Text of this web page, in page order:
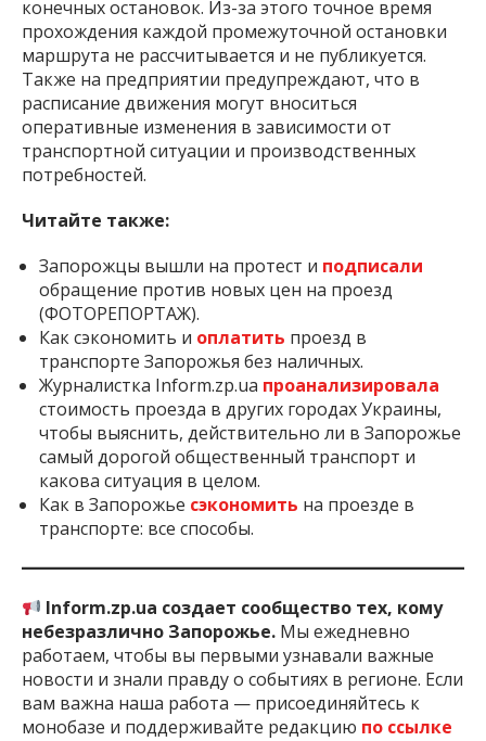
конечных остановок. Из-за этого точное время
прохождения каждой промежуточной остановки
маршрута не рассчитывается и не публикуется.
Также на предприятии предупреждают, что в
расписание движения могут вноситься
оперативные изменения в зависимости от
транспортной ситуации и производственных
потребностей.
Читайте также:
Запорожцы вышли на протест и подписали
обращение против новых цен на проезд
(ФОТОРЕПОРТАЖ).
Как сэкономить и оплатить проезд в
транспорте Запорожья без наличных.
Журналистка Inform.zp.ua проанализировала
стоимость проезда в других городах Украины,
чтобы выяснить, действительно ли в Запорожье
самый дорогой общественный транспорт и
какова ситуация в целом.
Как в Запорожье сэкономить на проезде в
транспорте: все способы.
Inform.zp.ua создает сообщество тех, кому
небезразлично Запорожье. Мы ежедневно
работаем, чтобы вы первыми узнавали важные
новости и знали правду о событиях в регионе. Если
вам важна наша работа — присоединяйтесь к
монобазе и поддерживайте редакцию по ссылке